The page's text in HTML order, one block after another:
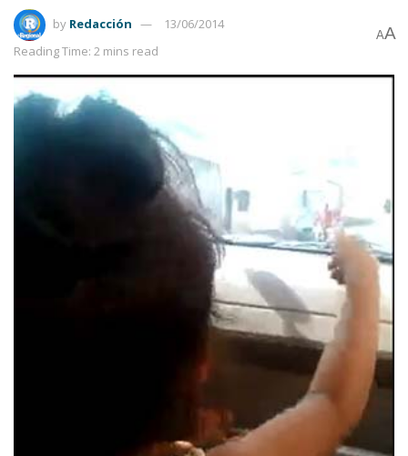
by Redacción
13/06/2014
Reading Time: 2 mins read
AA